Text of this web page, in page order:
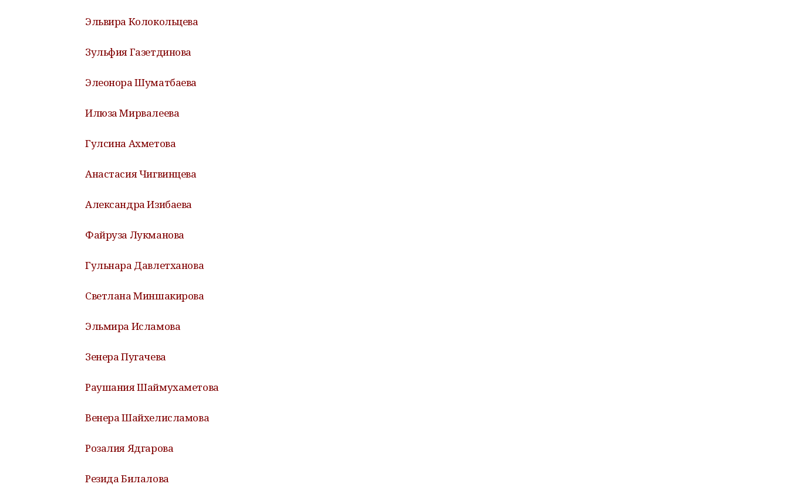
Эльвира Колокольцева
Зульфия Газетдинова
Элеонора Шуматбаева
Илюза Мирвалеева
Гулсина Ахметова
Анастасия Чигвинцева
Александра Изибаева
Файруза Лукманова
Гульнара Давлетханова
Светлана Миншакирова
Эльмира Исламова
Зенера Пугачева
Раушания Шаймухаметова
Венера Шайхелисламова
Розалия Ядгарова
Резида Билалова